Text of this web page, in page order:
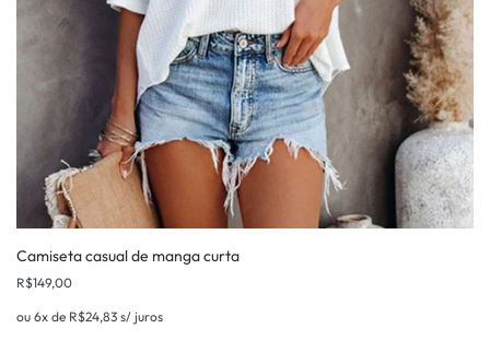
Camiseta casual de manga curta
R$149,00
ou 6x de R$24,83 s/ juros